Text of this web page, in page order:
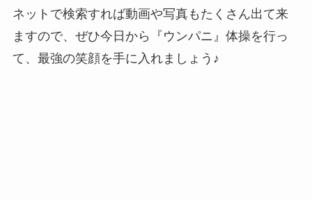
ネットで検索すれば動画や写真もたくさん出て来
ますので、ぜひ今日から『ウンパニ』体操を行っ
て、最強の笑顔を手に入れましょう♪